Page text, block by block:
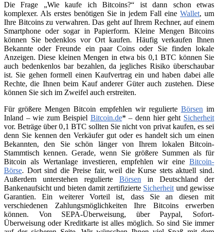
Die Frage „Wie kaufe ich Bitcoins?“ ist dann schon etwas
komplexer. Als erstes benötigen Sie in jedem Fall eine Wallet, um
Ihre Bitcoins zu verwahren. Das geht auf Ihrem Rechner, auf einem
Smartphone oder sogar in Papierform. Kleine Mengen Bitcoins
können Sie bedenklos vor Ort kaufen. Häufig verkaufen Ihnen
Bekannte oder Freunde ein paar Coins oder Sie finden lokale
Anzeigen. Diese kleinen Mengen in etwa bis 0,1 BTC können Sie
auch bedenkenlos bar bezahlen, da jegliches Risiko überschaubar
ist. Sie gehen formell einen Kaufvertrag ein und haben dabei alle
Rechte, die Ihnen beim Kauf anderer Güter auch zustehen. Diese
können Sie sich im Zweifel auch erstreiten.
Für größere Mengen Bitcoin empfehlen wir regulierte Börsen im
Inland – wie zum Beispiel Bitcoin.de* – denn hier geht Sicherheit
vor. Beträge über 0,1 BTC sollten Sie nicht von privat kaufen, es sei
denn Sie kennen den Verkäufer gut oder es handelt sich um einen
Bekannten, den Sie schön länger von Ihrem lokalen Bitcoin-
Stammtisch kennen. Gerade, wenn Sie größere Summen als für
Bitcoin als Wertanlage investieren, empfehlen wir eine Bitcoin-
Börse. Dort sind die Preise fair, weil die Kurse stets aktuell sind.
Außerdem unterstehen regulierte Börsen in Deutschland der
Bankenaufsicht und bieten damit zertifizierte Sicherheit und gewisse
Garantien. Ein weiterer Vorteil ist, dass Sie an diesen mit
verschiedenen Zahlungsmöglichkeiten Ihre Bitcoins erwerben
können. Von SEPA-Überweisung, über Paypal, Sofort-
Überweisung oder Kreditkarte ist alles möglich. So sind Sie immer